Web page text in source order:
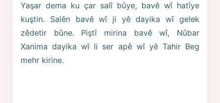
Yaşar dema ku çar salî bûye, bavê wî hatîye
kuştin. Salên bavê wî ji yê dayika wî gelek
zêdetir bûne. Piştî mirina bavê wî, Nûbar
Xanima dayika wî li ser apê wî yê Tahir Beg
mehr kirine.